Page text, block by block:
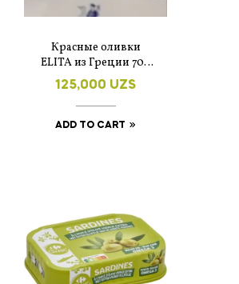
Красные оливки
ELITA из Греции 700
гр.
125,000 UZS
ADD TO CART